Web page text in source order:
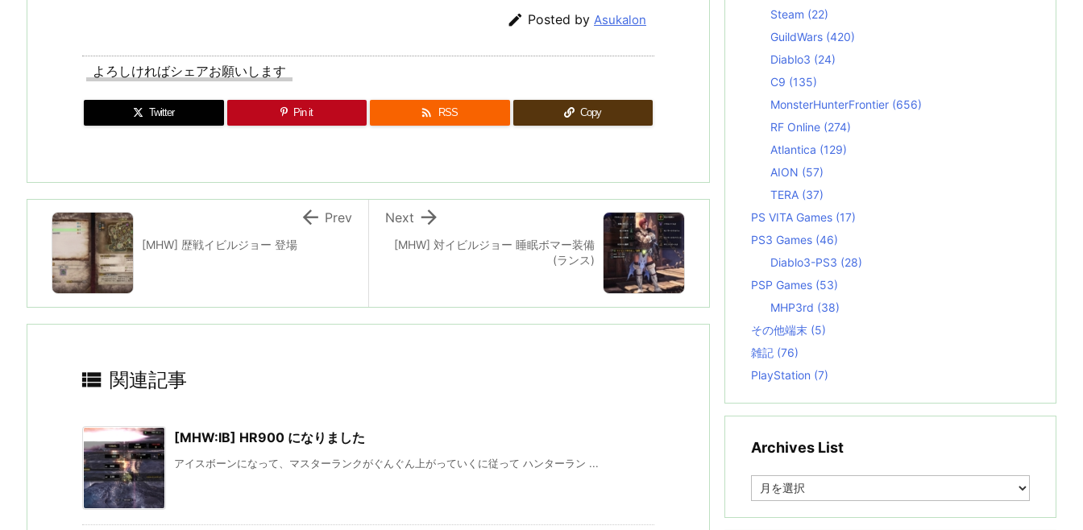
 Posted by Asukalon
よろしければシェアお願いします
Twitter Pin it  RSS Copy
[MHW] 対イビルジョー 睡眠ボマー装備
(ランス)

Next
[MHW] 歴戦イビルジョー 登場
 Prev
 関連記事
[MHW:IB] HR900 になりました
アイスボーンになって、マスターランクがぐんぐん上がっていくに従って ハンターラン ...
Steam (22)
GuildWars (420)
Diablo3 (24)
C9 (135)
MonsterHunterFrontier (656)
RF Online (274)
Atlantica (129)
AION (57)
TERA (37)
PS VITA Games (17)
PS3 Games (46)
Diablo3-PS3 (28)
PSP Games (53)
MHP3rd (38)
その他端末 (5)
雑記 (76)
PlayStation (7)
Archives List